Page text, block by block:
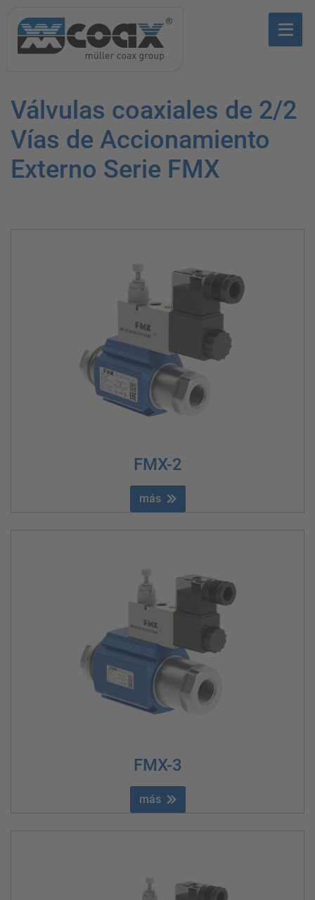
Válvulas coaxiales de 2/2
Vías de Accionamiento
Externo Serie FMX
FMX-2
más
FMX-3
más